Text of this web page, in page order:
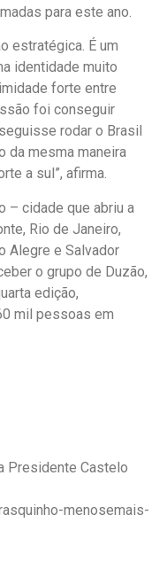
para este ano.
estratégica. É um
identidade muito
forte entre
foi conseguir
rodar o Brasil
da mesma maneira
a sul”, afirma.
– cidade que abriu a
Rio de Janeiro,
Alegre e Salvador
o grupo de Duzão,
edição,
mil pessoas em
Presidente Castelo
menosemais-